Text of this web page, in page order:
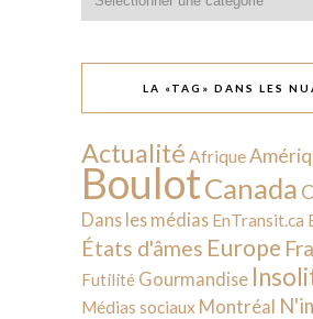
LA «TAG» DANS LES
Actualité Afrique
BoulotCanada
Dans les médias EnTransit.ca
États d'âmes Europe
Futilité Gourmandise
Médias sociaux Montréal